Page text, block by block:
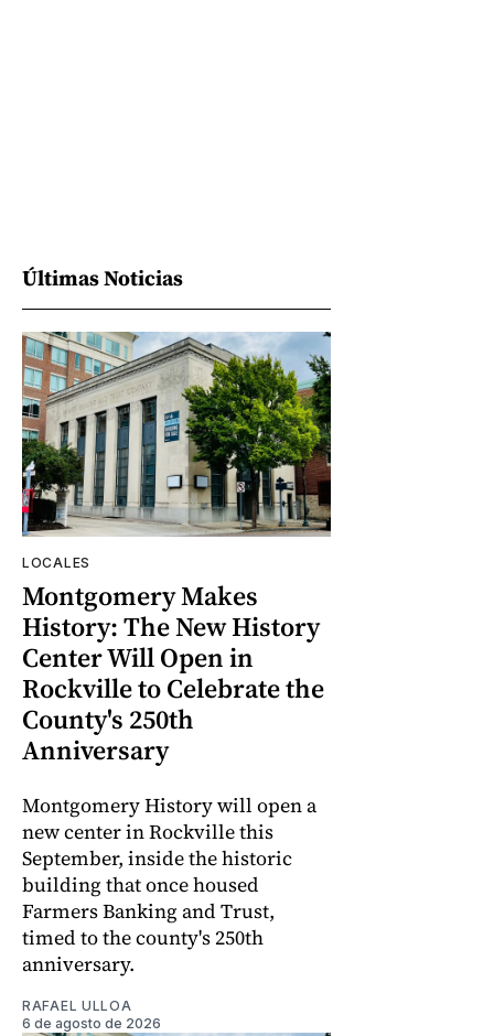
Últimas Noticias
LOCALES
Montgomery Makes
History: The New History
Center Will Open in
Rockville to Celebrate the
County's 250th
Anniversary
Montgomery History will open a
new center in Rockville this
September, inside the historic
building that once housed
Farmers Banking and Trust,
timed to the county's 250th
anniversary.
RAFAEL ULLOA
6 de agosto de 2026